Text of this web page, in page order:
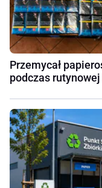
Przemycał
podczas